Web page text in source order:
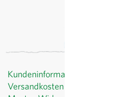
Kundeninformationen
Versandkosten